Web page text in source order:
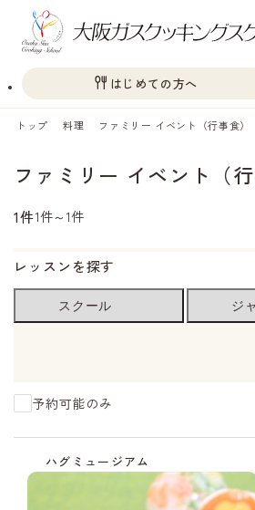
はじめての方へ
トップ 料理 ファミリー イベント（行事食）
ファミリー イベント（行
1件1件～1件
レッスンを探す
スクール ジ
予約可能のみ
ハグミュージアム